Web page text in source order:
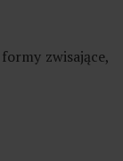
zwisające,